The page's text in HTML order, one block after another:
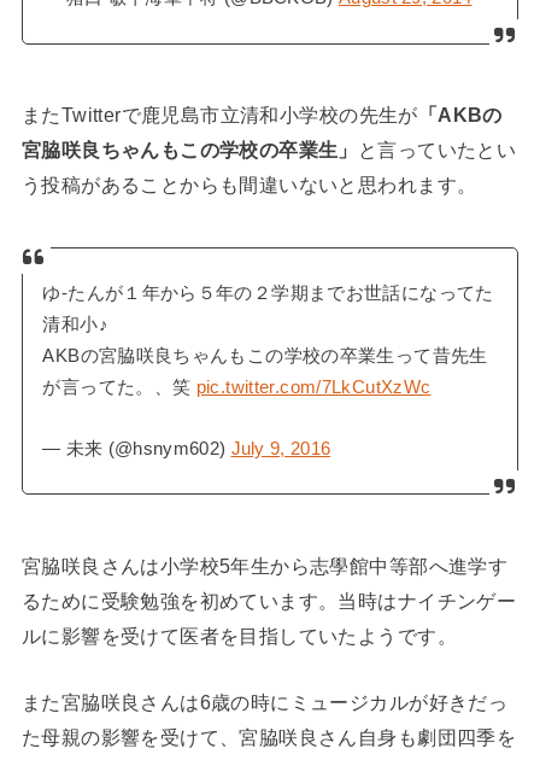
またTwitterで鹿児島市立清和小学校の先生が 「AKBの
宮脇咲良ちゃんもこの学校の卒業生」
と言っていたとい
う投稿があることからも間違いないと思われます。
ゆ-たんが１年から５年の２学期までお世話になってた
清和小♪
AKBの宮脇咲良ちゃんもこの学校の卒業生って昔先生
が言ってた。、笑 pic.twitter.com/7LkCutXzWc
— 未来 (@hsnym602) July 9, 2016
宮脇咲良さんは小学校5年生から志學館中等部へ進学す
るために受験勉強を初めています。当時はナイチンゲー
ルに影響を受けて医者を目指していたようです。
また宮脇咲良さんは6歳の時にミュージカルが好きだっ
た母親の影響を受けて、宮脇咲良さん自身も劇団四季を